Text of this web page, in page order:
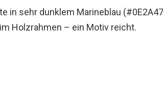
in sehr dunklem Marineblau
Holzrahmen – ein Motiv reicht.